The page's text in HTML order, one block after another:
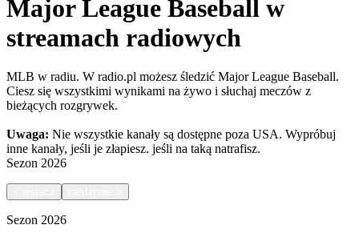
Major League Baseball w
streamach radiowych
MLB w radiu. W radio.pl możesz śledzić Major League Baseball.
Ciesz się wszystkimi wynikami na żywo i słuchaj meczów z
bieżących rozgrywek.
Uwaga: Nie wszystkie kanały są dostępne poza USA. Wypróbuj
inne kanały, jeśli je złapiesz. jeśli na taką natrafisz.
Sezon 2026
Sezon 2026